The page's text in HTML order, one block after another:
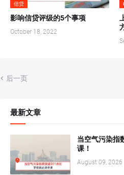
信贷
影响信贷评级的5个事项
October 18, 2022
后一页
最新文章
当空气污染指
课！
August 09, 2026